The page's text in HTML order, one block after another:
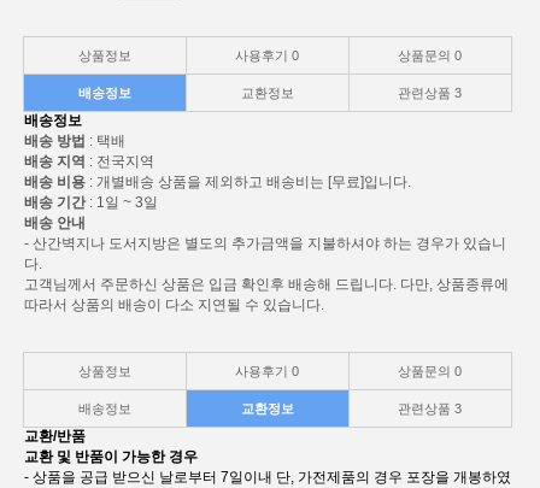
상품정보 사용후기0 상품문의0
배송정보 교환정보 관련상품3
배송정보
배송 방법 : 택배
배송 지역 : 전국지역
배송 비용 : 개별배송 상품을 제외하고 배송비는 [무료]입니다.
배송 기간: 1일 ~ 3일
배송 안내
- 산간벽지나 도서지방은 별도의 추가금액을 지불하셔야 하는 경우가 있습니
다.
고객님께서 주문하신 상품은 입금 확인후 배송해 드립니다. 다만, 상품종류에
따라서 상품의 배송이 다소 지연될 수 있습니다.
상품정보 사용후기0 상품문의0
배송정보 교환정보 관련상품3
교환/반품
교환 및 반품이 가능한 경우
- 상품을 공급 받으신 날로부터 7일이내 단, 가전제품의 경우 포장을 개봉하였